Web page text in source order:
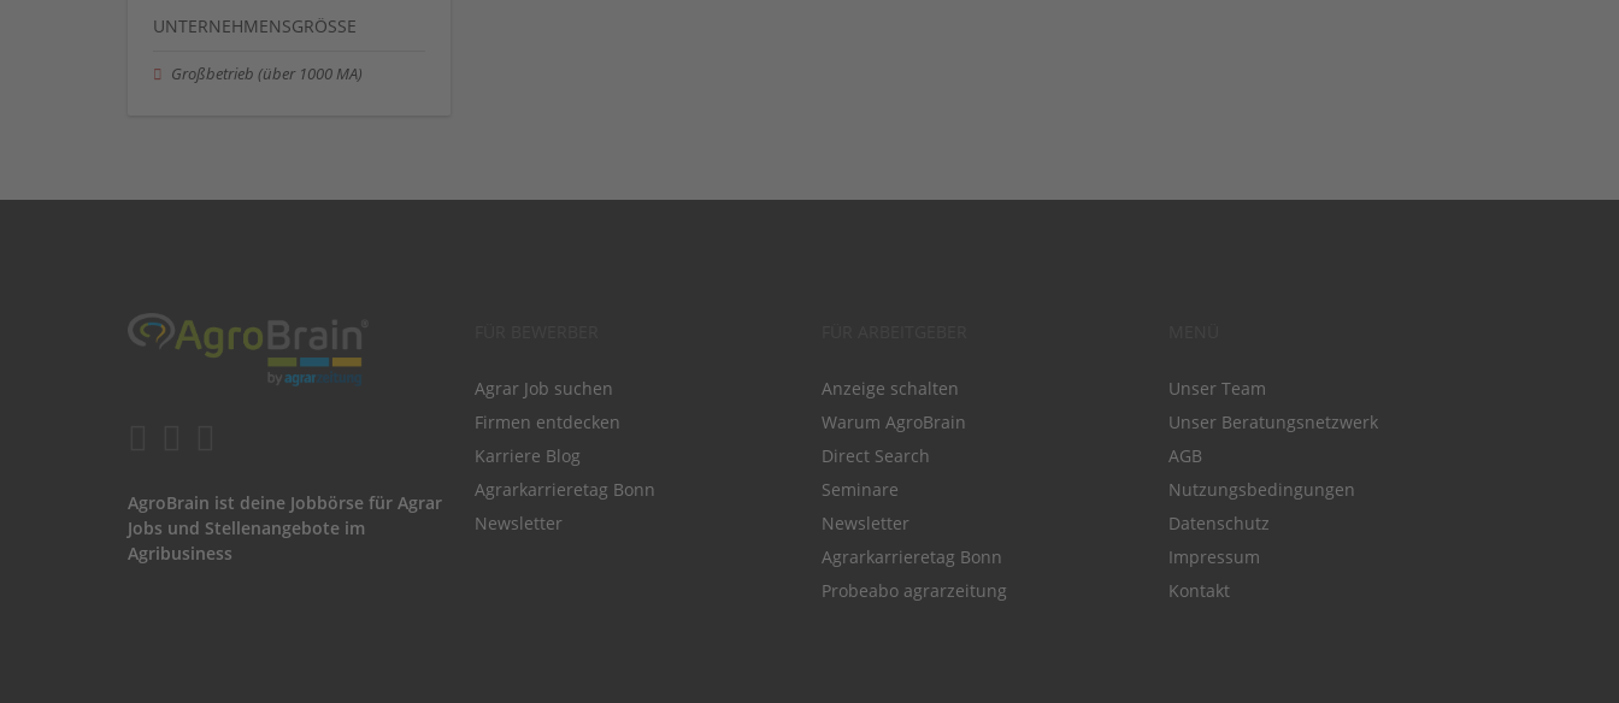
UNTERNEHMENSGRÖSSE
Großbetrieb (über 1000 MA)
AgroBrain ist deine Jobbörse für Agrar
Jobs und Stellenangebote im
Agribusiness
Agrar Job suchen
Firmen entdecken
Karriere Blog
Agrarkarrieretag Bonn
Newsletter
Anzeige schalten
Warum AgroBrain
Direct Search
Seminare
Newsletter
Agrarkarrieretag Bonn
Probeabo agrarzeitung
Unser Team
Unser Beratungsnetzwerk
AGB
Nutzungsbedingungen
Datenschutz
Impressum
Kontakt